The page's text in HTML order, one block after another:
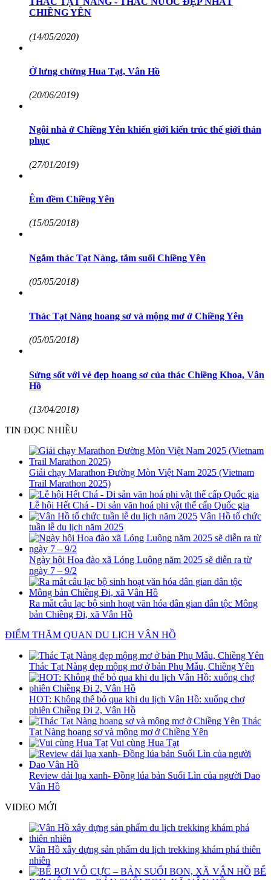
CHIỀNG YÊN
(14/05/2020)
Ở lưng chừng Hua Tạt, Vân Hồ
(20/06/2019)
Ngôi nhà ở Chiềng Yên khiến giới kiến trúc thế giới thán
phục
(27/01/2019)
Êm đềm Chiềng Yên
(15/05/2018)
Ngắm thác Tạt Nàng, tắm suối Chiềng Yên
(05/05/2018)
Thác Tạt Nàng hoang sơ và mộng mơ ở Chiềng Yên
(05/05/2018)
Sửng sốt với vẻ đẹp hoang sơ của thác Chiềng Khoa, Vân
Hồ
(13/04/2018)
TIN ĐỌC NHIỀU
Giải chạy Marathon Đường Mòn Việt Nam 2025 (Vietnam
Trail Marathon 2025)
Lễ hội Hết Chá - Di sản văn hoá phi vật thể cấp Quốc gia
Vân Hồ tổ chức
tuần lễ du lịch năm 2025
Ngày hội Hoa đào xã Lóng Luông năm 2025 sẽ diễn ra từ
ngày 7 – 9/2
Ra mắt câu lạc bộ sinh hoạt văn hóa dân gian dân tộc Mông
bản Chiềng Đi, xã Vân Hồ
ĐIỂM THĂM QUAN DU LỊCH VÂN HỒ
Thác Tạt Nàng đẹp mộng mơ ở bản Phụ Mẫu, Chiềng Yên
HOT: Không thể bỏ qua khi du lịch Vân Hồ: xuống chợ
phiên Chiềng Đi 2, Vân Hồ
Thác
Tạt Nàng hoang sơ và mộng mơ ở Chiềng Yên
Vui cùng Hua Tạt
Review dải lụa xanh- Đồng lúa bản Suối Lìn của người Dao
Vân Hồ
VIDEO MỚI
Vân Hồ xây dựng sản phẩm du lịch trekking khám phá thiên
nhiên
BỂ